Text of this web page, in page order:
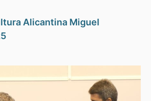
Alicantina Miguel